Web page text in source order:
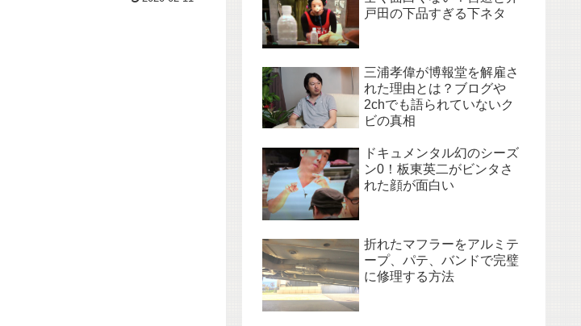
戸田の下品すぎる下ネタ
三浦孝偉が博報堂を解雇さ
れた理由とは？ブログや
2chでも語られていないク
ビの真相
ドキュメンタル幻のシーズ
ン0！板東英二がビンタさ
れた顔が面白い
折れたマフラーをアルミテ
ープ、パテ、バンドで完璧
に修理する方法